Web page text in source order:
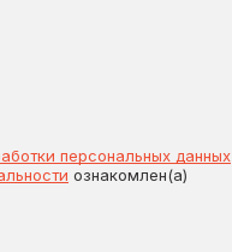
персональных данных
ознакомлен(а)